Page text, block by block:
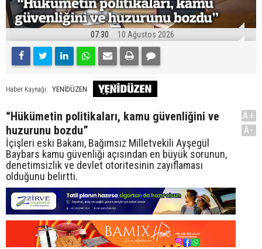
07:30 10 Ağustos 2026
Haber Kaynağı YENİDÜZEN
“Hükümetin politikaları, kamu güvenliğini ve
huzurunu bozdu”
İçişleri eski Bakanı, Bağımsız Milletvekili Ayşegül
Baybars kamu güvenliği açısından en büyük sorunun,
denetimsizlik ve devlet otoritesinin zayıflaması
olduğunu belirtti.
A+
A-